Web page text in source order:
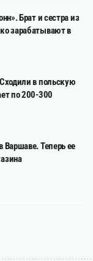
Брат и сестра из
зарабатывают в
в польскую
по 200-300
Варшаве. Теперь ее